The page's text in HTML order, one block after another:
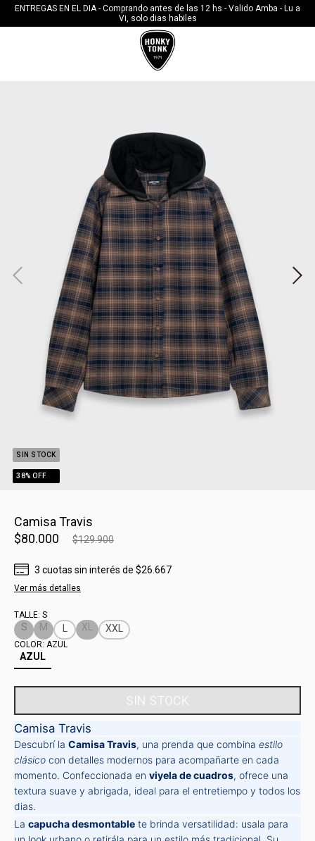
10%OFF CON TRANSFERENCIA
SIN STOCK
38% OFF
Camisa Travis
$80.000
$129.900
3 cuotas sin interés de $26.667
Ver más detalles
TALLE: S
S M L XL XXL
COLOR: AZUL
AZUL
Camisa Travis
Descubrí la Camisa Travis, una prenda que combina estilo
clásico con detalles modernos para acompañarte en cada
momento. Confeccionada en viyela de cuadros, ofrece una
textura suave y abrigada, ideal para el entretiempo y todos los
dias.
La capucha desmontable te brinda versatilidad: usala para